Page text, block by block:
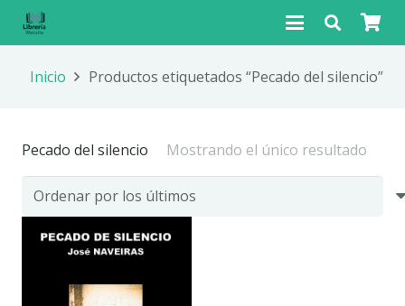
Inicio Productos etiquetados “Pecado del silencio”
Pecado del silencio Mostrando el único resultado